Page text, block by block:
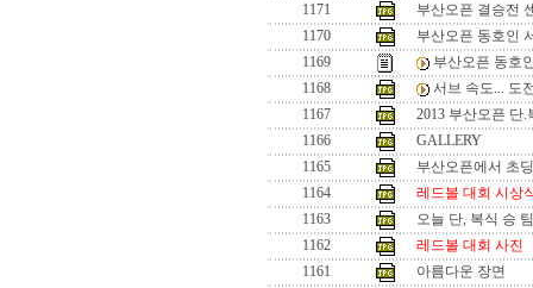
1171
부산오픈 결승전
1170
부산오픈 동호인
1169
부산오픈 동호
1168
서브 속도... 도
1167
2013 부산오픈 단
1166
GALLERY
1165
부산오픈에서 초
1164
레드볼 대회 시상
1163
오늘 단, 복식 승 팀
1162
레드볼 대회 사진
1161
아름다운 장면